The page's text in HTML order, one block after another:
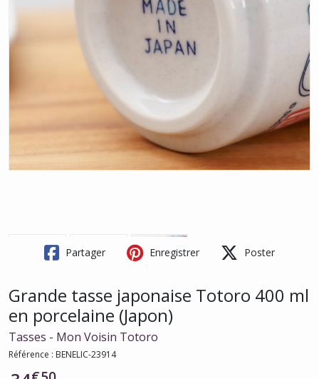
Partager Enregistrer Poster
Grande tasse japonaise Totoro 400 ml
en porcelaine (Japon)
Tasses - Mon Voisin Totoro
Référence : BENELIC-23914